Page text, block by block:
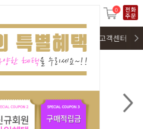
0
이벤트 및 구매후기 고객센터